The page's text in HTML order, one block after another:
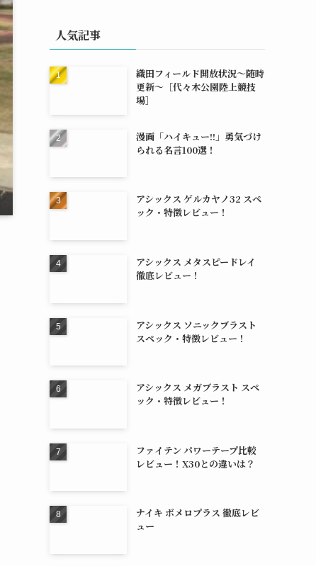
人気記事
織田フィールド開放状況～随時
更新～［代々木公園陸上競技
場］
漫画「ハイキュー!!」勇気づけ
られる名言100選！
アシックス ゲルカヤノ32 スペ
ック・特徴レビュー！
アシックス メタスピードレイ
徹底レビュー！
アシックス ソニックブラスト
スペック・特徴レビュー！
アシックス メガブラスト スペ
ック・特徴レビュー！
ファイテン パワーテープ比較
レビュー！X30との違いは？
ナイキ ボメロプラス 徹底レビ
ュー